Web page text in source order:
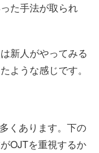
た手法が取られ
新人がやってみる
ような感じです。
くあります。下の
OJTを重視するか